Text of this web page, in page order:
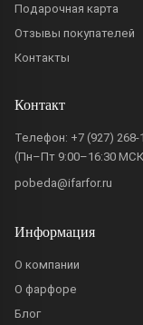
Подарочная карта
Отзывы покупателей
Контакты
Контакт
Телефон: +7 (927) 268-
(Пн–Пт 9:00–16:30
pobeda@ifarfor.ru
Информация
О компании
О фарфоре
Блог